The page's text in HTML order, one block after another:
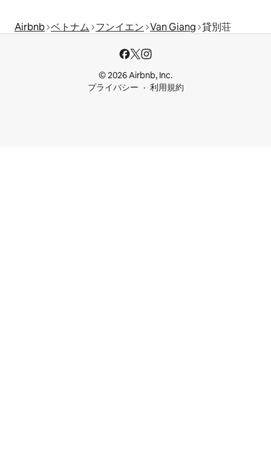
Airbnb ベトナム フンイエン Van Giang 貸別荘
© 2026 Airbnb, Inc.
プライバシー
利用規約